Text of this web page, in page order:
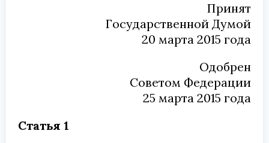
Принят
Государственной Думой
20 марта 2015 года
Одобрен
Советом Федерации
25 марта 2015 года
Статья 1